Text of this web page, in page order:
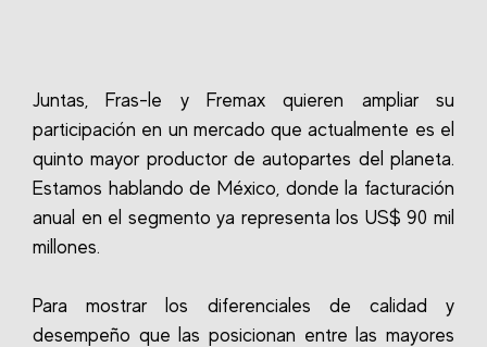
Juntas, Fras-le y Fremax quieren ampliar su
participación en un mercado que actualmente es el
quinto mayor productor de autopartes del planeta.
Estamos hablando de México, donde la facturación
anual en el segmento ya representa los US$ 90 mil
millones.
Para mostrar los diferenciales de calidad y
desempeño que las posicionan entre las mayores